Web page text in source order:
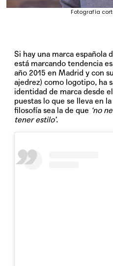
Fotografía
Si hay una marca española
está marcando tendencia
año 2015 en Madrid y con
ajedrez) como logotipo, ha
identidad de marca desde
puestas lo que se lleva en
filosofía sea la de que ‘no
tener estilo’.